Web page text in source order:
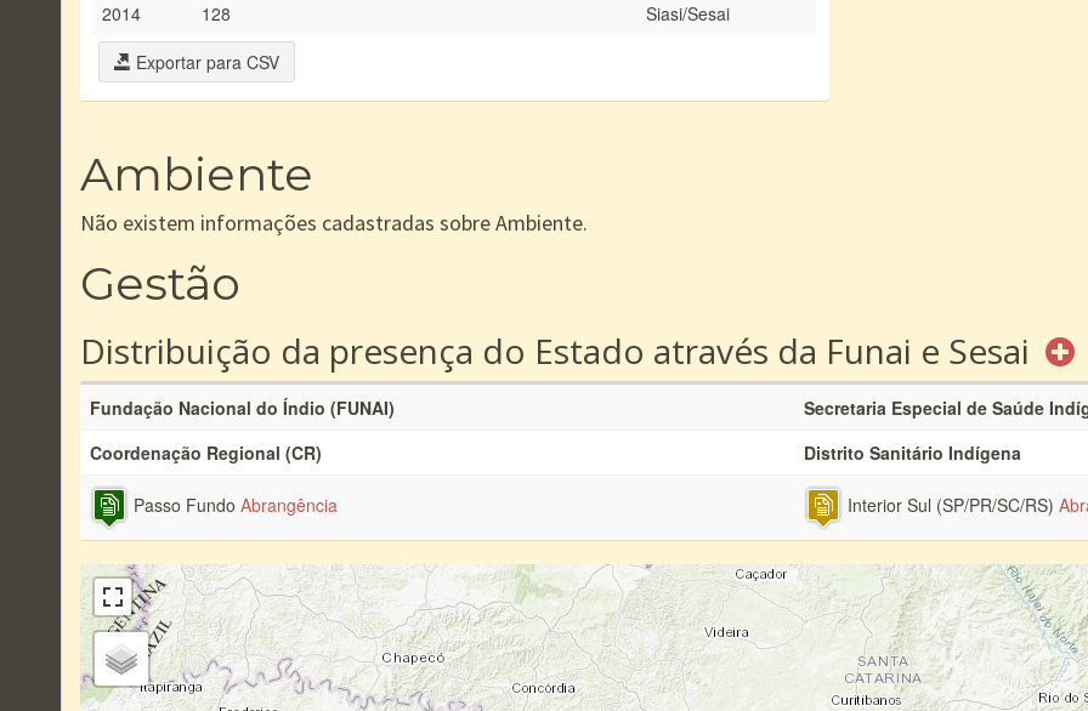
2014
128
Siasi/Sesai
Exportar para CSV
Ambiente
Não existem informações cadastradas sobre Ambiente.
Gestão
Distribuição da presença do Estado através da Funai e Sesai
Fundação Nacional do Índio (FUNAI)
Secretaria Especial de Saúde
Coordenação Regional (CR)
Distrito Sanitário Indígena
Passo Fundo Abrangência Interior Sul (SP/PR/SC/RS)